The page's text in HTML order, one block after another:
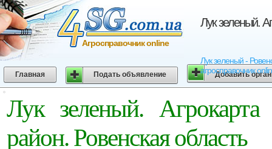
Лук зеленый.
Лук зеленый -
агросправочник
Агросправочник online
Главная Подать объявление Добавить
Лук зеленый.
район. Ровенская область